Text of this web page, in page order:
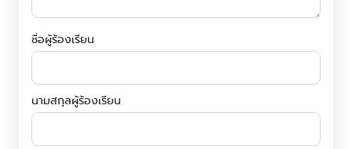
ชื่อผู้ร้องเรียน
นามสกุลผู้ร้องเรียน